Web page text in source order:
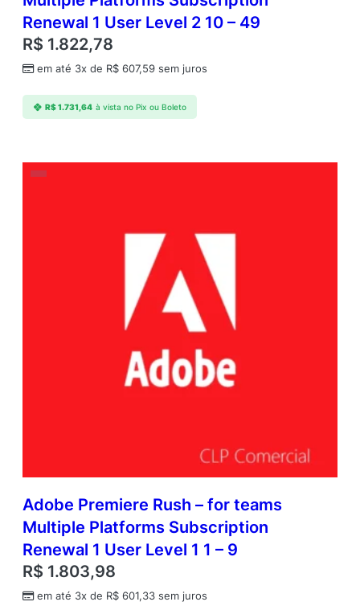
Renewal 1 User Level 2 10 – 49
R$ 1.822,78
em até 3x de R$ 607,59 sem juros
R$1.731,64 à vista no Pix ou Boleto
Adobe Premiere Rush – for teams
Multiple Platforms Subscription
Renewal 1 User Level 1 1 – 9
R$ 1.803,98
em até 3x de R$ 601,33 sem juros